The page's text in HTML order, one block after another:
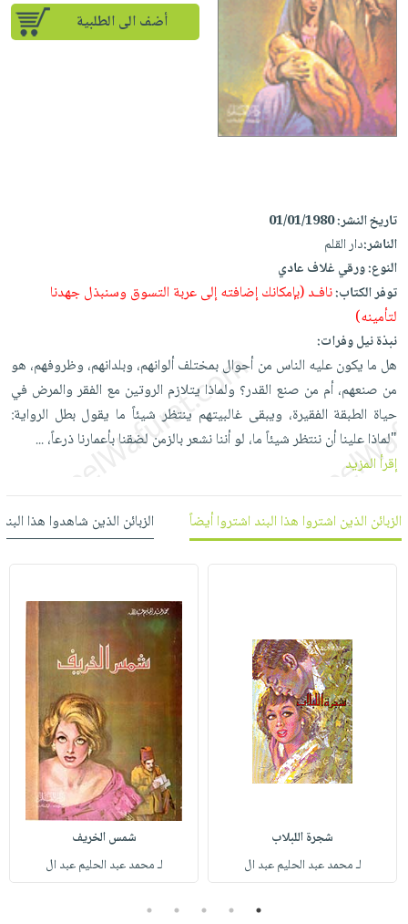
إختياراتنا
كتب
أكاديمية
صندوق
القراءة
iKitab
بلا
حدود
أسئلة
يتكرر
iKitab
على
Android
تحميل
iKitab
على
Apple
أسئلة
يتكرر
طرحها
تحميل
masmu3
على
masmu3
على
Apple
المواضيع
الأكثر
مبيعاً
إختياراتنا
وسائل
القراءة
جوائز
تعليمية
الصحة
والعناية
الشخصية
جديد
أجهزة
العناية
الشخصية
العناية
وتصفيف
الشعر
العناية
بالجسم
العناية
بالأسنان
الحمية
والتغذية
المطبخ
والسفرة
جديد
الكل
أواني
الطهي
أدوات
الخبز
أدوات
المائدة
والتخزين
أدوات
المطبخ
متجر
الهدايا
أقسام
الأكثر
مبيعاً
العودة
للمدارس
اكسسوارات
ملابس
مطرزات
حقائب
حلي
عناية
أطفال
مناسبات
شحن
مجاني
اشتراكات
iKitab
حدود
بحث
عن
الشركة
سياسة
فيديوهات
أسئلة
يتكرر
حسابك
التسوق
أضف الى الطلبية
تاريخ النشر:01/01/1980
الناشر:دار القلم
النوع:ورقي غلاف عادي
توفر الكتاب:نافـد (بإمكانك إضافته إلى عربة التسوق وسنبذل جهدنا
لتأمينه)
نبذة نيل وفرات:
هل ما يكون عليه الناس من أحوال بمختلف ألوانهم، وبلدانهم، وظروفهم، هو
من صنعهم، أم من صنع القدر؟ ولماذا يتلازم الروتين مع الفقر والمرض في
حياة الطبقة الفقيرة، ويبقى غالبيتهم ينتظر شيئاً ما يقول بطل الرواية:
"لماذا علينا أن ننتظر شيئاً ما، لو أننا نشعر بالزمن لضقنا بأعمارنا ذرعاً،...
إقرأ المزيد
الزبائن الذين اشتروا هذا البند اشتروا أيضاً الزبائن الذين شاهدوا هذا
شجرة اللبلاب
لـ محمد عبد الحليم عبد ال
شمس الخريف
لـ محمد عبد الحليم عبد ال
1
2
3
4
5